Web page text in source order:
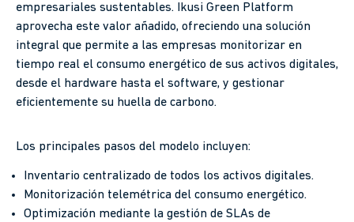
empresariales sustentables. Ikusi Green Platform
aprovecha este valor añadido, ofreciendo una solución
integral que permite a las empresas monitorizar en
tiempo real el consumo energético de sus activos digitales,
desde el hardware hasta el software, y gestionar
eficientemente su huella de carbono.
Los principales pasos del modelo incluyen:
Inventario centralizado de todos los activos digitales.
Monitorización telemétrica del consumo energético.
Optimización mediante la gestión de SLAs de